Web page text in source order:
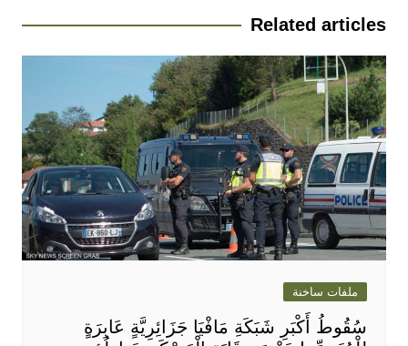
Related articles
ملفات ساخنة
سُقُوطُ أَكْبَرِ شَبَكَةِ مَافْيَا جَزَائِرِيَّةٍ عَابِرَةٍ